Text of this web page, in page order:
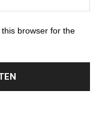
browser for the